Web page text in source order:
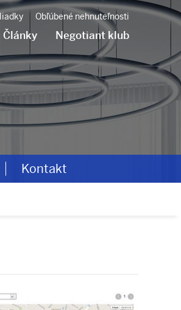
Obľúbené nehnuteľnosti
Články Negotiant klub
Kontakt